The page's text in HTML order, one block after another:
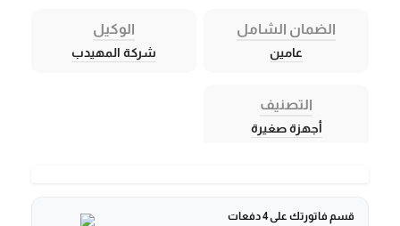
الضمان الشامل
عامين
الوكيل
شركة المهيدب
التصنيف
أجهزة صغيرة
قسم فاتورتك على 4 دفعات